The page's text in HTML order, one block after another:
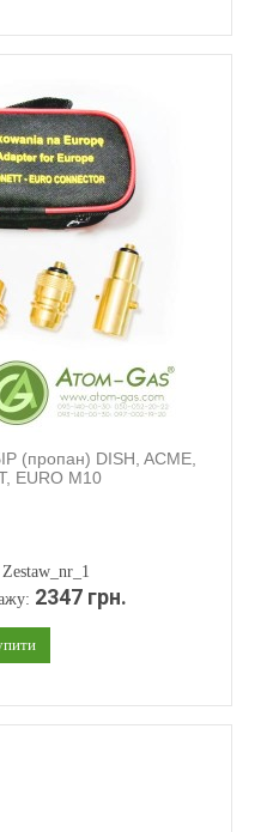
(пропан) DISH, ACME,
EURO M10
2347 грн.